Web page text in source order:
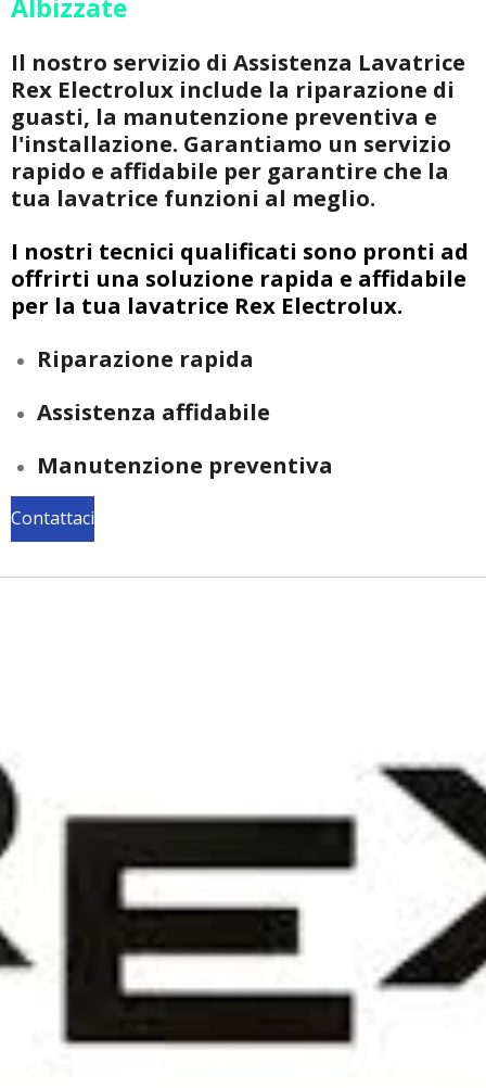
Albizzate
Il nostro servizio di Assistenza Lavatrice
Rex Electrolux include la riparazione di
guasti, la manutenzione preventiva e
l'installazione. Garantiamo un servizio
rapido e affidabile per garantire che la
tua lavatrice funzioni al meglio.
I nostri tecnici qualificati sono pronti ad
offrirti una soluzione rapida e affidabile
per la tua lavatrice Rex Electrolux.
Riparazione rapida
Assistenza affidabile
Manutenzione preventiva
Contattaci